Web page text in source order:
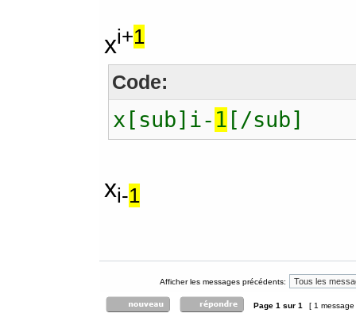
xi+1
Code:
x[sub]i- 1 [/sub]
xi-1
Afficher les messages précédents:
Page 1 sur 1 [ 1